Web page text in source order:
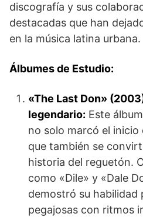
discografía y sus
destacadas que han
en la música latina urbana.
Álbumes de Estudio:
«The Last Don»
legendario: Este
no solo marcó el inicio
que también se
historia del reguetón.
como «Dile» y «Dale
demostró su habilidad
pegajosas con ritmos